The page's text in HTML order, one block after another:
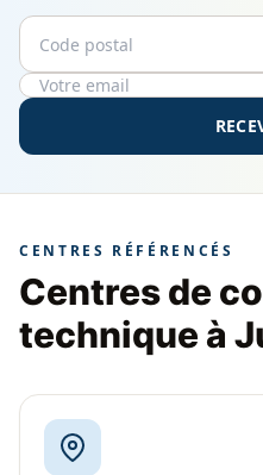
Code postal
Email
CENTRES RÉFÉRENCÉS
Centres de
technique à